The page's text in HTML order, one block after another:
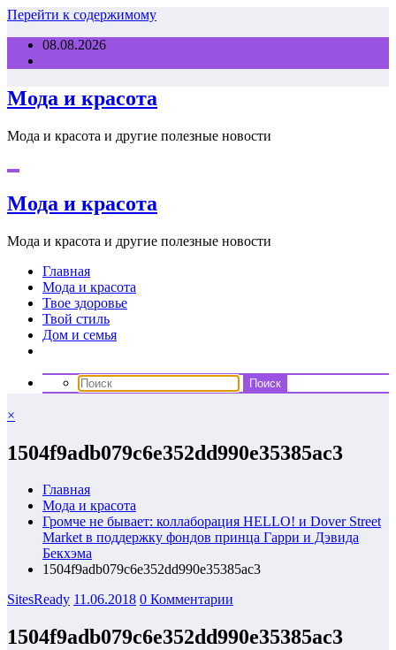
Перейти к содержимому
08.08.2026
Мода и красота
Мода и красота и другие полезные новости
Мода и красота
Мода и красота и другие полезные новости
Главная
Мода и красота
Твое здоровье
Твой стиль
Дом и семья
×
1504f9adb079c6e352dd990e35385ac3
Главная
Мода и красота
Громче не бывает: коллаборация HELLO! и Dover Street
Market в поддержку фондов принца Гарри и Дэвида
Бекхэма
1504f9adb079c6e352dd990e35385ac3
SitesReady 11.06.2018 0 Комментарии
1504f9adb079c6e352dd990e35385ac3